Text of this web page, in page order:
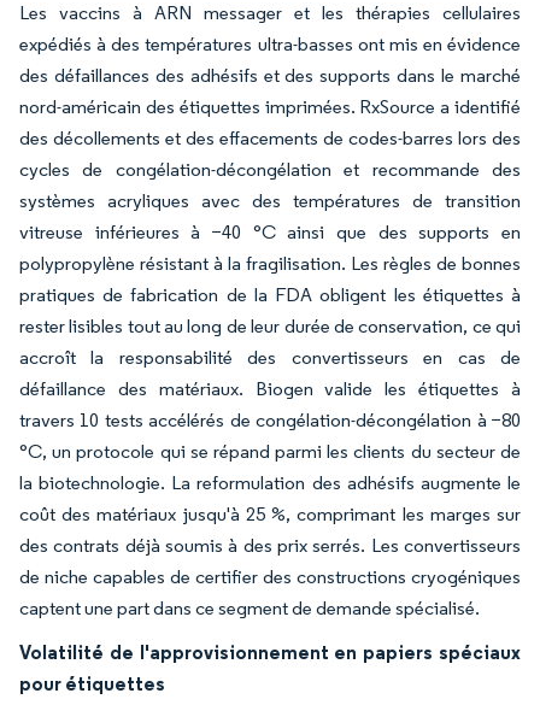
Les vaccins à ARN messager et les thérapies cellulaires
expédiés à des températures ultra-basses ont mis en évidence
des défaillances des adhésifs et des supports dans le marché
nord-américain des étiquettes imprimées. RxSource a identifié
des décollements et des effacements de codes-barres lors des
cycles de congélation-décongélation et recommande des
systèmes acryliques avec des températures de transition
vitreuse inférieures à −40 °C ainsi que des supports en
polypropylène résistant à la fragilisation. Les règles de bonnes
pratiques de fabrication de la FDA obligent les étiquettes à
rester lisibles tout au long de leur durée de conservation, ce qui
accroît la responsabilité des convertisseurs en cas de
défaillance des matériaux.
Biogen valide les étiquettes à
travers 10 tests accélérés de congélation-décongélation à −80
°C, un protocole qui se répand parmi les clients du secteur de
la biotechnologie. La reformulation des adhésifs augmente le
coût des matériaux jusqu'à 25 %, comprimant les marges sur
des contrats déjà soumis à des prix serrés. Les convertisseurs
de niche capables de certifier des constructions cryogéniques
captent une part dans ce segment de demande spécialisé.
Volatilité de l'approvisionnement en papiers spéciaux
pour étiquettes